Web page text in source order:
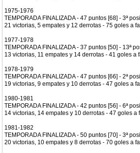
1975-1976
TEMPORADA FINALIZADA - 47 puntos [68] - 3ª
21 victorias, 5 empates y 12 derrotas - 75 goles a
1977-1978
TEMPORADA FINALIZADA - 37 puntos [50] - 13ª
13 victorias, 11 empates y 14 derrotas - 41 goles a
1978-1979
TEMPORADA FINALIZADA - 47 puntos [66] - 2ª
19 victorias, 9 empates y 10 derrotas - 47 goles a
1980-1981
TEMPORADA FINALIZADA - 42 puntos [56] - 6ª
14 victorias, 14 empates y 10 derrotas - 47 goles a
1981-1982
TEMPORADA FINALIZADA - 50 puntos [70] - 3ª
20 victorias, 10 empates y 8 derrotas - 70 goles a